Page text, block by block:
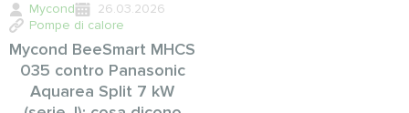
Mycond
26.03.2026
Pompe di calore
Mycond BeeSmart MHCS
035 contro Panasonic
Aquarea Split 7 kW